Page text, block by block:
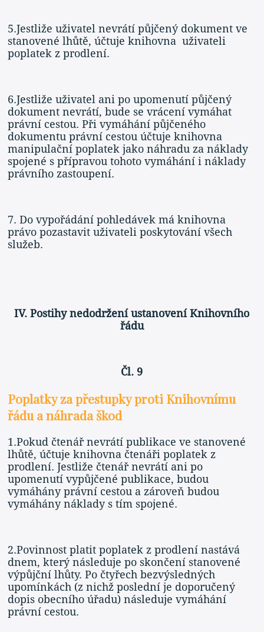
5.Jestliže uživatel nevrátí půjčený dokument ve
stanovené lhůtě, účtuje knihovna uživateli
poplatek z prodlení.
6.Jestliže uživatel ani po upomenutí půjčený
dokument nevrátí, bude se vrácení vymáhat
právní cestou. Při vymáhání půjčeného
dokumentu právní cestou účtuje knihovna
manipulační poplatek jako náhradu za náklady
spojené s přípravou tohoto vymáhání i náklady
právního zastoupení.
7. Do vypořádání pohledávek má knihovna
právo pozastavit uživateli poskytování všech
služeb.
IV. Postihy nedodržení ustanovení Knihovního
řádu
Čl. 9
Poplatky za přestupky proti Knihovnímu
řádu a náhrada škod
1.Pokud čtenář nevrátí publikace ve stanovené
lhůtě, účtuje knihovna čtenáři poplatek z
prodlení. Jestliže čtenář nevrátí ani po
upomenutí vypůjčené publikace, budou
vymáhány právní cestou a zároveň budou
vymáhány náklady s tím spojené.
2.Povinnost platit poplatek z prodlení nastává
dnem, který následuje po skončení stanovené
výpůjční lhůty. Po čtyřech bezvýsledných
upomínkách (z nichž poslední je doporučený
dopis obecního úřadu) následuje vymáhání
právní cestou.